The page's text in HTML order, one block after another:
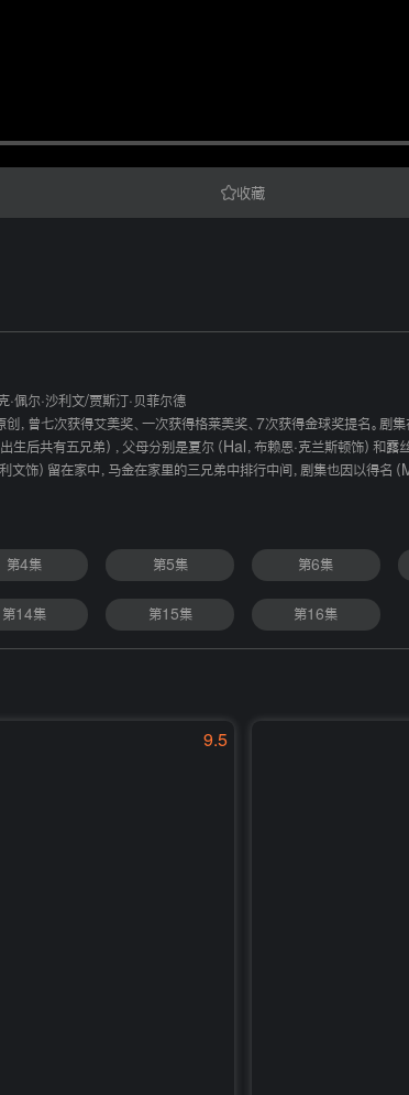
收藏
·佩尔·沙利文/贾斯汀·贝菲尔德
原创，曾七次获得艾美奖、一次获得格莱美奖、7次获得金球奖
后共有五兄弟），父母分别是夏尔（Hal，布赖恩·克兰斯顿饰）和
利文饰）留在家中，马金在家里的三兄弟中排行中间，剧集也因以
第4集 第5集 第6集
第14集 第15集 第16集
9.5